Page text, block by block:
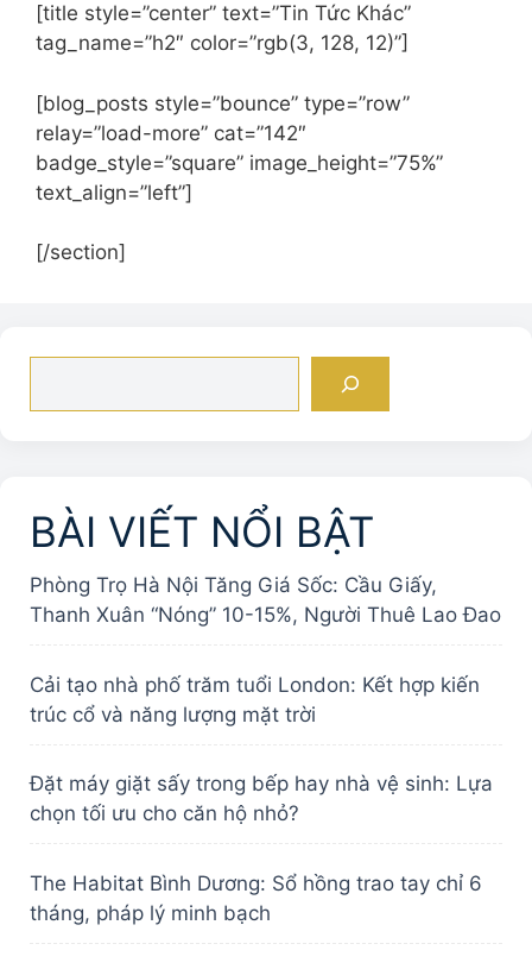
[title style=”center” text=”Tin Tức Khác”
tag_name=”h2″ color=”rgb(3, 128, 12)”]
[blog_posts style=”bounce” type=”row”
relay=”load-more” cat=”142″
badge_style=”square” image_height=”75%”
text_align=”left”]
[/section]
BÀI VIẾT NỔI BẬT
Phòng Trọ Hà Nội Tăng Giá Sốc: Cầu Giấy,
Thanh Xuân “Nóng” 10-15%, Người Thuê Lao Đao
Cải tạo nhà phố trăm tuổi London: Kết hợp kiến
trúc cổ và năng lượng mặt trời
Đặt máy giặt sấy trong bếp hay nhà vệ sinh: Lựa
chọn tối ưu cho căn hộ nhỏ?
The Habitat Bình Dương: Sổ hồng trao tay chỉ 6
tháng, pháp lý minh bạch